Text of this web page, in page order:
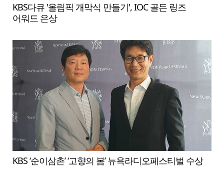
KBS다큐 '올림픽 개막식 만들기', IOC 골든 링즈
어워드 은상
KBS ‘순이삼촌’ ‘고향의 봄’ 뉴욕라디오페스티벌 수상